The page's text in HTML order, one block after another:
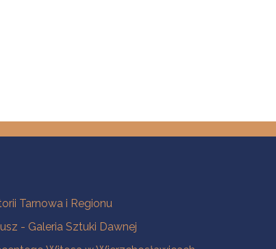
Tarnowa i Regionu
- Galeria Sztuki Dawnej